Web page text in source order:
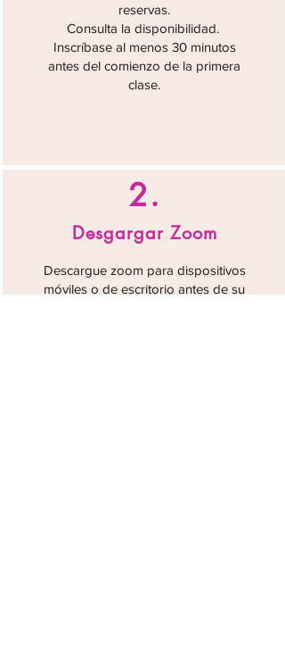
reservas.
Consulta la disponibilidad.
Inscríbase al menos 30 minutos
antes del comienzo de la primera
clase.
2.
Desgargar Zoom
Descargue zoom para dispositivos
móviles o de escritorio antes de su